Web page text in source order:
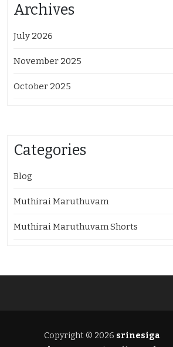
Archives
July 2026
November 2025
October 2025
Categories
Blog
Muthirai Maruthuvam
Muthirai Maruthuvam Shorts
Copyright © 2026 srinesiga